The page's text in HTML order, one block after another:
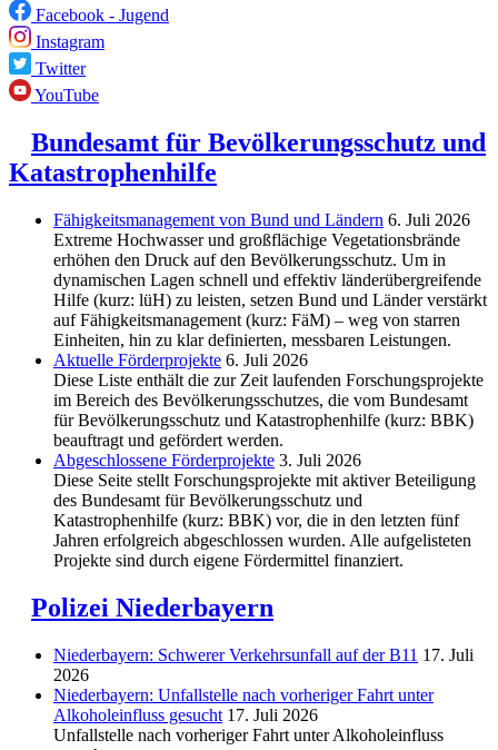
Facebook - Jugend
Instagram
Twitter
YouTube
Bundesamt für Bevölkerungsschutz und
Katastrophenhilfe
Fähigkeitsmanagement von Bund und Ländern 6. Juli 2026
Extreme Hochwasser und großflächige Vegetationsbrände
erhöhen den Druck auf den Bevölkerungsschutz. Um in
dynamischen Lagen schnell und effektiv länderübergreifende
Hilfe (kurz: lüH) zu leisten, setzen Bund und Länder verstärkt
auf Fähigkeitsmanagement (kurz: FäM) – weg von starren
Einheiten, hin zu klar definierten, messbaren Leistungen.
Aktuelle Förderprojekte 6. Juli 2026
Diese Liste enthält die zur Zeit laufenden Forschungsprojekte
im Bereich des Be­völkerungs­schutzes, die vom Bundesamt
für Bevölkerungsschutz und Katastrophenhilfe (kurz: BBK)
beauftragt und gefördert werden.
Abgeschlos­sene Förderprojekte 3. Juli 2026
Diese Seite stellt Forschungsprojekte mit aktiver Beteiligung
des Bundesamt für Bevölkerungsschutz und
Katastrophenhilfe (kurz: BBK) vor, die in den letzten fünf
Jahren erfolgreich abgeschlossen wurden. Alle aufgelisteten
Projekte sind durch eigene Fördermittel finanziert.
Polizei Niederbayern
Niederbayern: Schwerer Verkehrsunfall auf der B11 17. Juli
2026
Niederbayern: Unfallstelle nach vorheriger Fahrt unter
Alkoholeinfluss gesucht 17. Juli 2026
Unfallstelle nach vorheriger Fahrt unter Alkoholeinfluss